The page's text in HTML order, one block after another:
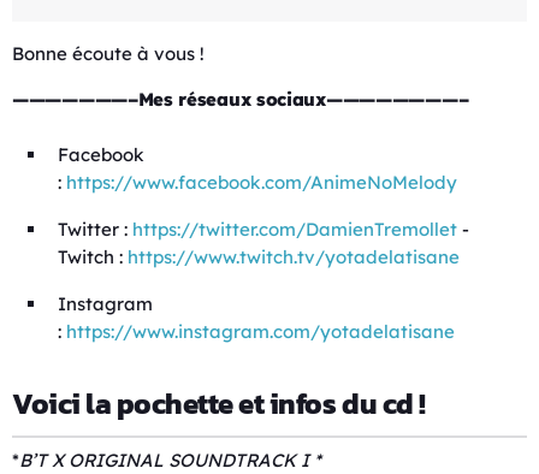
Bonne écoute à vous !
———————–Mes réseaux sociaux————————–
Facebook
: https://www.facebook.com/AnimeNoMelody
Twitter : https://twitter.com/DamienTremollet -
Twitch : https://www.twitch.tv/yotadelatisane
Instagram
: https://www.instagram.com/yotadelatisane
Voici la pochette et infos du cd !
*B’T X ORIGINAL SOUNDTRACK I *